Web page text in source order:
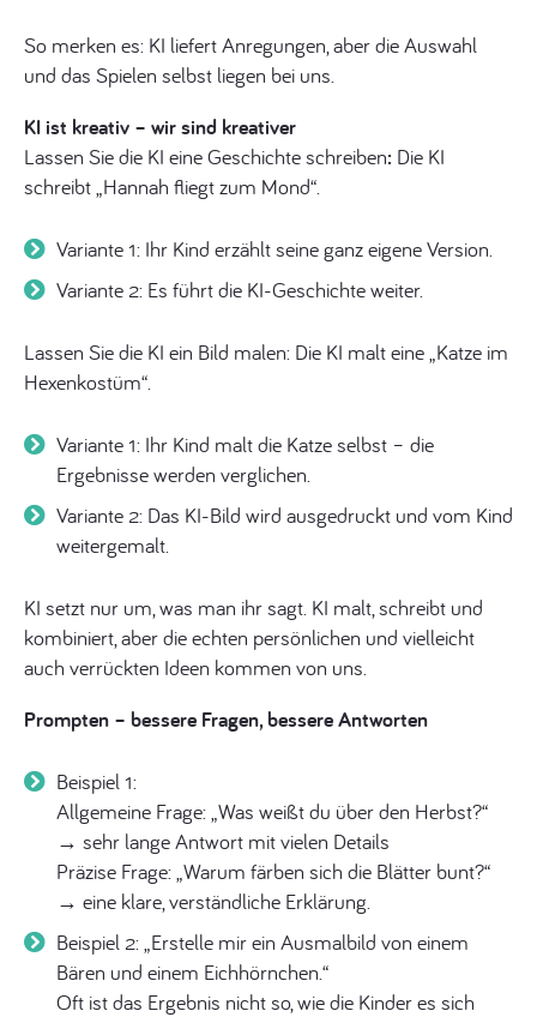
So merken es: KI liefert Anregungen, aber die Auswahl
und das Spielen selbst liegen bei uns.
KI ist kreativ – wir sind kreativer
Lassen Sie die KI eine Geschichte schreiben: Die KI
schreibt „Hannah fliegt zum Mond“.
Variante 1: Ihr Kind erzählt seine ganz eigene Version.
Variante 2: Es führt die KI-Geschichte weiter.
Lassen Sie die KI ein Bild malen: Die KI malt eine „Katze im
Hexenkostüm“.
Variante 1: Ihr Kind malt die Katze selbst – die
Ergebnisse werden verglichen.
Variante 2: Das KI-Bild wird ausgedruckt und vom Kind
weitergemalt.
KI setzt nur um, was man ihr sagt. KI malt, schreibt und
kombiniert, aber die echten persönlichen und vielleicht
auch verrückten Ideen kommen von uns.
Prompten – bessere Fragen, bessere Antworten
Beispiel 1:
Allgemeine Frage: „Was weißt du über den Herbst?“
→ sehr lange Antwort mit vielen Details
Präzise Frage: „Warum färben sich die Blätter bunt?“
→ eine klare, verständliche Erklärung.
Beispiel 2: „Erstelle mir ein Ausmalbild von einem
Bären und einem Eichhörnchen.“
Oft ist das Ergebnis nicht so, wie die Kinder es sich